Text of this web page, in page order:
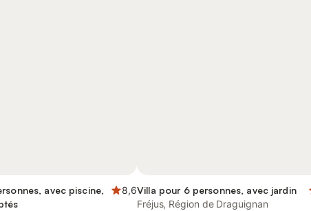
avec piscine,
8,6Villa pour 6 personnes, avec jardin
Fréjus, Région de Draguignan